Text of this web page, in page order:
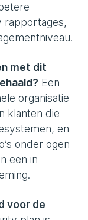
rapportages,
met dit
Een
organisatie
klanten die
en
onder ogen
een in
voor de